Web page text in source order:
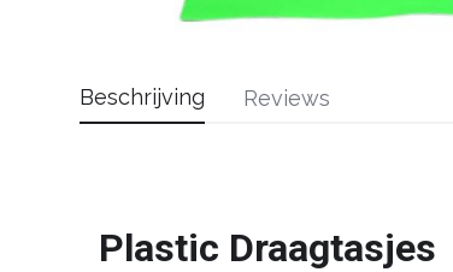
Beschrijving
Plastic Draagtasjes
Reviews